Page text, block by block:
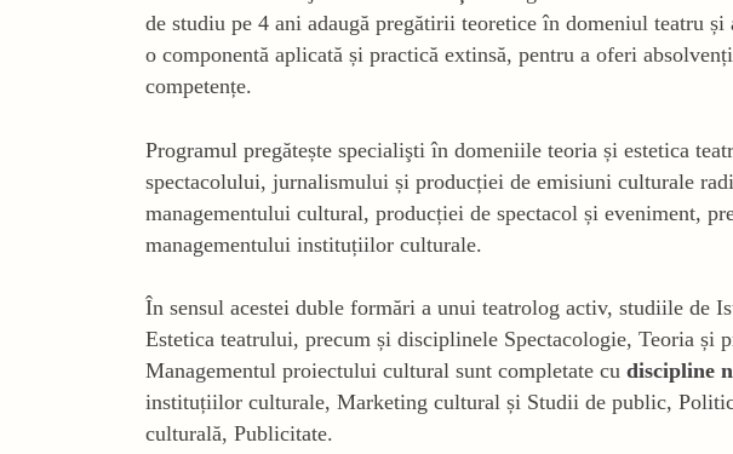
de studiu pe 4 ani adaugă pregătirii teoretice în domeniul teatru și
o componentă aplicată și practică extinsă, pentru a oferi
competențe.
Programul pregătește specialişti în domeniile teoria și estetica
spectacolului, jurnalismului și producției de emisiuni culturale
managementului cultural, producției de spectacol și eveniment,
managementului instituțiilor culturale.
În sensul acestei duble formări a unui teatrolog activ, studiile de
Estetica teatrului, precum și disciplinele Spectacologie, Teoria și
Managementul proiectului cultural sunt completate cu discipline
instituțiilor culturale, Marketing cultural și Studii de public,
culturală, Publicitate.